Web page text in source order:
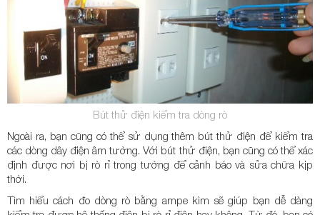
Bút thử điện kiểm tra dòng rò
Ngoài ra, bạn cũng có thể sử dụng thêm bút thử điện để kiểm tra
các dòng dây điện âm tường. Với bút thử điện, bạn cũng có thể xác
định được nơi bị rò rỉ trong tường để cảnh báo và sửa chữa kịp
thời.
Tìm hiểu cách đo dòng rò bằng ampe kìm sẽ giúp bạn dễ dàng